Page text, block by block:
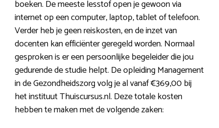
boeken. De meeste lesstof open je gewoon via
internet op een computer, laptop, tablet of telefoon.
Verder heb je geen reiskosten, en de inzet van
docenten kan efficiënter geregeld worden. Normaal
gesproken is er een persoonlijke begeleider die jou
gedurende de studie helpt. De opleiding Management
in de Gezondheidszorg volg je al vanaf €369,00 bij
het instituut Thuiscursus.nl. Deze totale kosten
hebben te maken met de volgende zaken: